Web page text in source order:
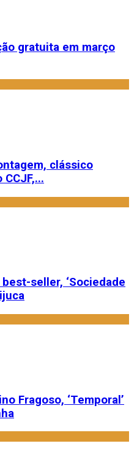
gratuita em março
clássico
CCJF,...
seller, ‘Sociedade
Fragoso, ‘Temporal’